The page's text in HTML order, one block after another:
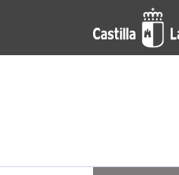
Pasar al contenido principal
Noticias de